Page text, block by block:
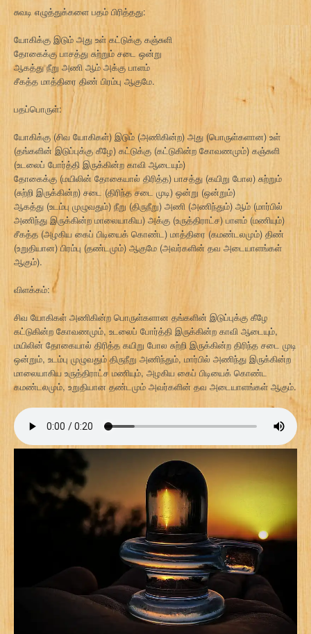
சுவடி எழுத்துக்களை பதம் பிரித்தது:
யோகிக்கு இடும் அது உள் கட்டுக்கு கஞ்சுளி
தோகைக்கு பாசத்து சுற்றும் சடை ஒன்று
ஆகத்து நீறு அணி ஆம் அக்கு பாளம்
சீகத்த மாத்திரை திண் பிரம்பு ஆகுமே.
பதப்பொருள்:
யோகிக்கு (சிவ யோகிகள்) இடும் (அணிகின்ற) அது (பொருள்களான) உள்
(தங்களின் இடுப்புக்கு கீழே) கட்டுக்கு (கட்டுகின்ற கோவணமும்) கஞ்சுளி
(உடலைப் போர்த்தி இருக்கின்ற காவி ஆடையும்)
தோகைக்கு (மயிலின் தோகையால் திரித்த) பாசத்து (கயிறு போல) சுற்றும்
(சுற்றி இருக்கின்ற) சடை (திரிந்த சடை முடி) ஒன்று (ஒன்றும்)
ஆகத்து (உடம்பு முழுவதும்) நீறு (திருநீறு) அணி (அணிந்தும்) ஆம் (மார்பில்
அணிந்து இருக்கின்ற மாலையாகிய) அக்கு (உருத்திராட்ச) பாளம் (மணியும்)
சீகத்த (அழகிய கைப் பிடியைக் கொண்ட) மாத்திரை (கமண்டலமும்) திண்
(உறுதியான) பிரம்பு (தண்டமும்) ஆகுமே (அவர்களின் தவ அடையாளங்கள்
ஆகும்).
விளக்கம்:
சிவ யோகிகள் அணிகின்ற பொருள்களான தங்களின் இடுப்புக்கு கீழே
கட்டுகின்ற கோவணமும், உடலைப் போர்த்தி இருக்கின்ற காவி ஆடையும்,
மயிலின் தோகையால் திரித்த கயிறு போல சுற்றி இருக்கின்ற திரிந்த சடை முடி
ஒன்றும், உடம்பு முழுவதும் திருநீறு அணிந்தும், மார்பில் அணிந்து இருக்கின்ற
மாலையாகிய உருத்திராட்ச மணியும், அழகிய கைப் பிடியைக் கொண்ட
கமண்டலமும், உறுதியான தண்டமும் அவர்களின் தவ அடையாளங்கள் ஆகும்.